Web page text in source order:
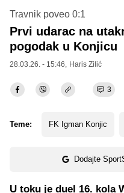
Travnik poveo 0:1
Prvi udarac na
pogodak u Konjicu
28.03.26. - 15:46, Haris Zilić
3
Teme: FK Igman Konjic
Dodajte
U toku je duel 16. kola